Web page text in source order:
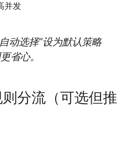
并发
动选择”设为默认策略
省心。
分流（可选但推